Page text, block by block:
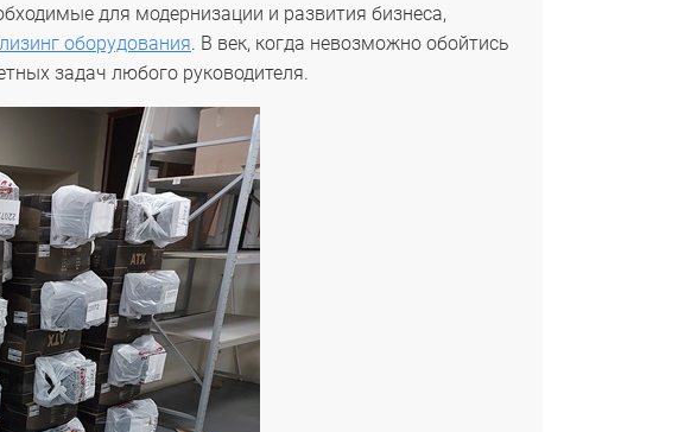
для модернизации и развития бизнеса,
лизинг оборудования. В век, когда невозможно обойтись
задач любого руководителя.